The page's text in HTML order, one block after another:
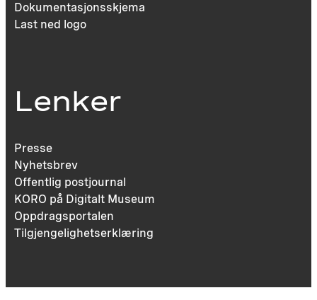
Dokumentasjonsskjema
Last ned logo
Lenker
Presse
Nyhetsbrev
Offentlig postjournal
KORO på Digitalt Museum
Oppdragsportalen
Tilgjengelighetserklæring